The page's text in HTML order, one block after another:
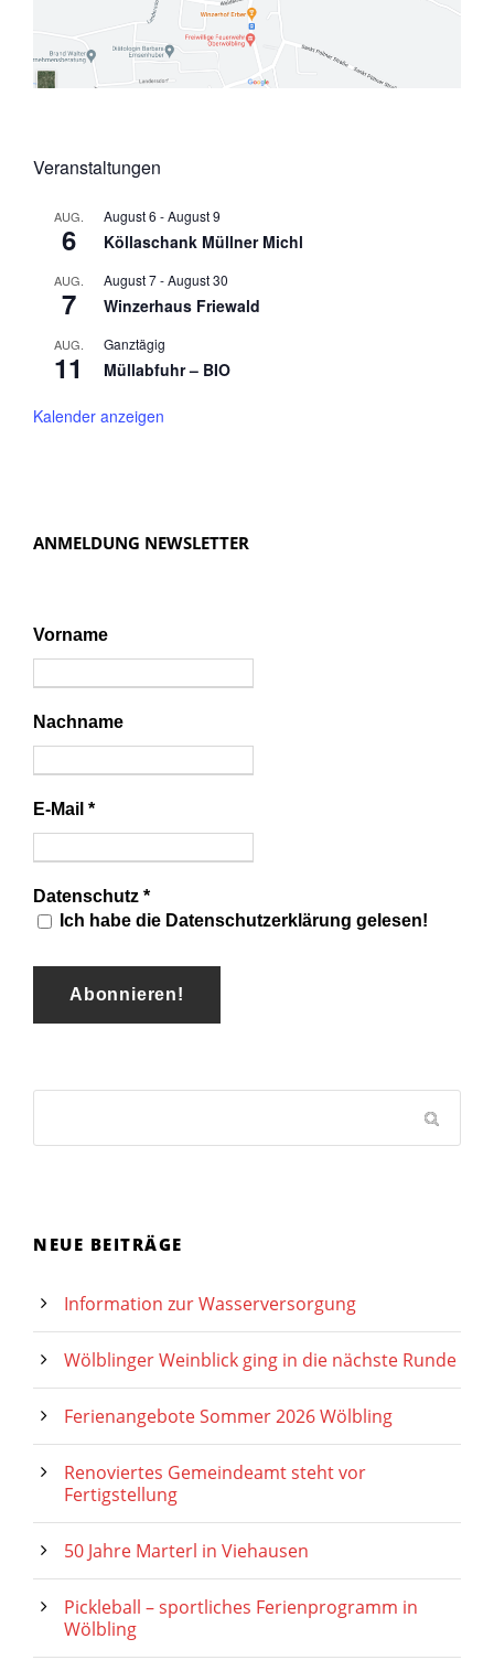
Veranstaltungen
AUG.
6
August 6 -August 9
Köllaschank Müllner Michl
AUG.
7
August 7-August 30
Winzerhaus Friewald
AUG.
11
Ganztägig
Müllabfuhr – BIO
Kalender anzeigen
ANMELDUNG NEWSLETTER
Vorname
Nachname
E-Mail *
Datenschutz *
Ich habe die Datenschutzerklärung gelesen!
NEUE BEITRÄGE
Information zur Wasserversorgung
Wölblinger Weinblick ging in die nächste Runde
Ferienangebote Sommer 2026 Wölbling
Renoviertes Gemeindeamt steht vor
Fertigstellung
50 Jahre Marterl in Viehausen
Pickleball – sportliches Ferienprogramm in
Wölbling